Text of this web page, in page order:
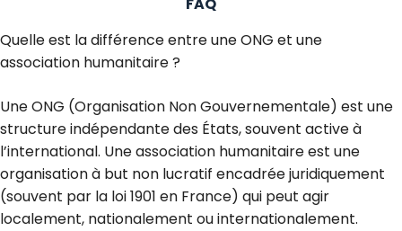
FAQ
Quelle est la différence entre une ONG et une
association humanitaire ?
Une ONG (Organisation Non Gouvernementale) est une
structure indépendante des États, souvent active à
l’international. Une association humanitaire est une
organisation à but non lucratif encadrée juridiquement
(souvent par la loi 1901 en France) qui peut agir
localement, nationalement ou internationalement.